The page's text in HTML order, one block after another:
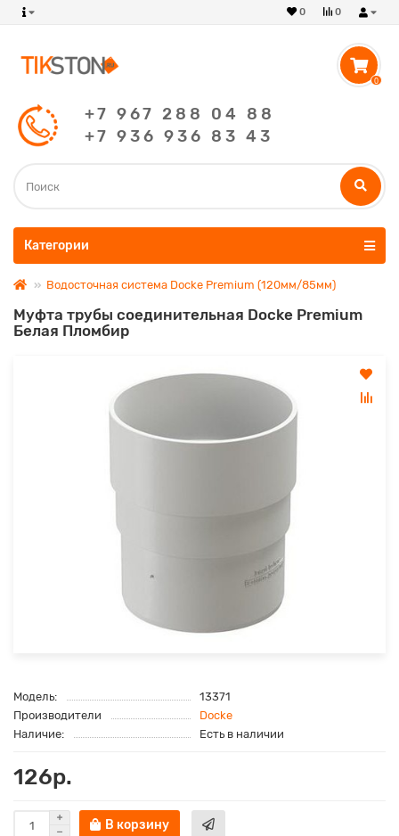
0
0
0
+7 967 288 04 88
+7 936 936 83 43
Категории
Водосточная система Docke Premium (120мм/85мм)
Муфта трубы соединительная Docke Premium
Белая Пломбир
Модель:
13371
Производители
Docke
Наличие:
Есть в наличии
126р.
В корзину